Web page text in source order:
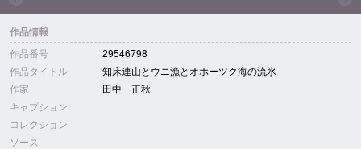
作品情報
作品番号
29546798
作品タイトル
知床連山とウニ漁とオホーツク海の流氷
作家
田中 正秋
キャプション
コレクション
ソース